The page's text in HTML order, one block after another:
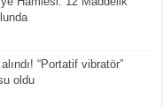
“Portatif vibratör”
oldu